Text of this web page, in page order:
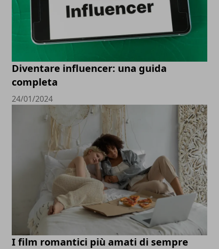
Diventare influencer: una guida
completa
24/01/2024
I film romantici più amati di sempre